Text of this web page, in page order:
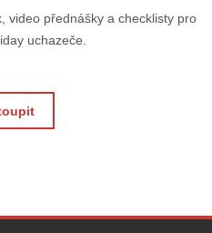
video přednášky a checklisty pro
uchazeče.